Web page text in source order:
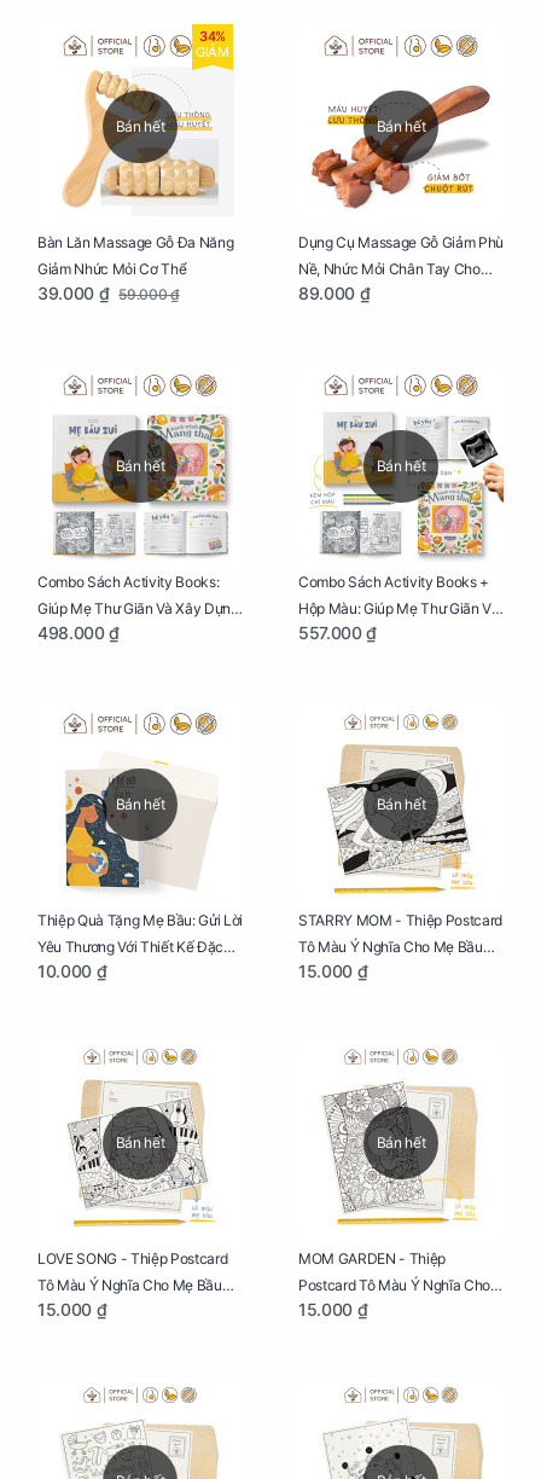
Bán hết
34%
GIẢM
Bàn Lăn Massage Gỗ Đa Năng
Giảm Nhức Mỏi Cơ Thể
39.000 ₫ 59.000 ₫
Bán hết
Dụng Cụ Massage Gỗ Giảm Phù
Nề, Nhức Mỏi Chân Tay Cho
Mẹ Bầu
89.000 ₫
Bán hết
Combo Sách Activity Books:
Giúp Mẹ Thư Giãn Và Xây Dựng
Thai Kỳ Chu Đáo
498.000 ₫
Bán hết
Combo Sách Activity Books +
Hộp Màu: Giúp Mẹ Thư Giãn Và
Xây Dựng Thai Kỳ Chu Đáo
557.000 ₫
Bán hết
Thiệp Quà Tặng Mẹ Bầu: Gửi Lời
Yêu Thương Với Thiết Kế Đặc
Biệt Dành Riêng Cho Mẹ Bầu
10.000 ₫
Bán hết
STARRY MOM - Thiệp Postcard
Tô Màu Ý Nghĩa Cho Mẹ Bầu
Sáng Tạo, Thư Giãn Và Hạnh
15.000 ₫
Bán hết
LOVE SONG - Thiệp Postcard
Tô Màu Ý Nghĩa Cho Mẹ Bầu
Sáng Tạo, Thư Giãn Và Hạnh
15.000 ₫
Bán hết
MOM GARDEN - Thiệp
Postcard Tô Màu Ý Nghĩa Cho
Mẹ Bầu Sáng Tạo, Thư Giãn Và
15.000 ₫